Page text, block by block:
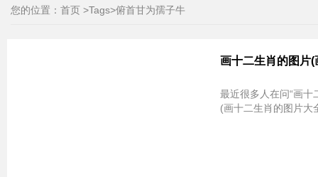
您的位置： 首页 >Tags>俯首甘为孺子牛
画十二生肖的图片
最近很多人在问“画
(画十二生肖的图片大